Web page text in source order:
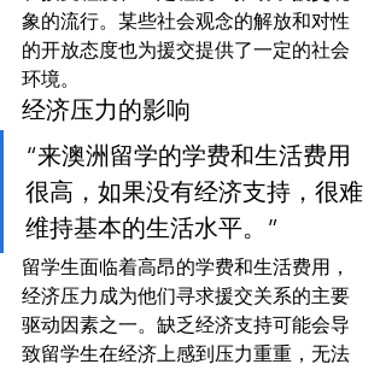
象的流行。某些社会观念的解放和对性
的开放态度也为援交提供了一定的社会
环境。
经济压力的影响
“来澳洲留学的学费和生活费用
很高，如果没有经济支持，很难
维持基本的生活水平。”
留学生面临着高昂的学费和生活费用，
经济压力成为他们寻求援交关系的主要
驱动因素之一。缺乏经济支持可能会导
致留学生在经济上感到压力重重，无法